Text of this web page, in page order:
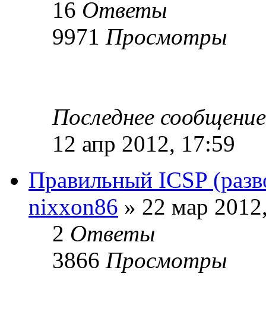
16 Ответы
9971 Просмотры
Последнее
12 апр 2012, 17:59
Правильный ICSP
nixxon86 » 22 мар
2 Ответы
3866 Просмотры